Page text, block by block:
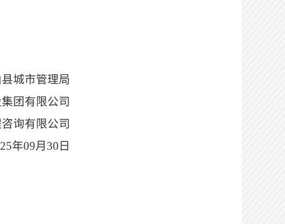
城市管理局
团有限公司
询有限公司
年09月30日